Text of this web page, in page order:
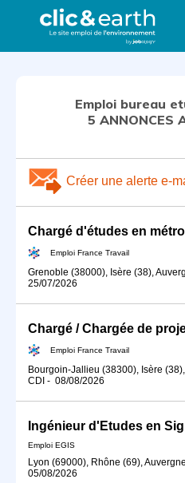
Emploi bureau
5 ANNONCES
Créer une alerte e-
Emploi France Travail
Grenoble (38000), Isère (38),
25/07/2026
Emploi France Travail
Bourgoin-Jallieu (38300), Isère
CDI - 08/08/2026
Emploi EGIS
Lyon (69000), Rhône (69),
05/08/2026